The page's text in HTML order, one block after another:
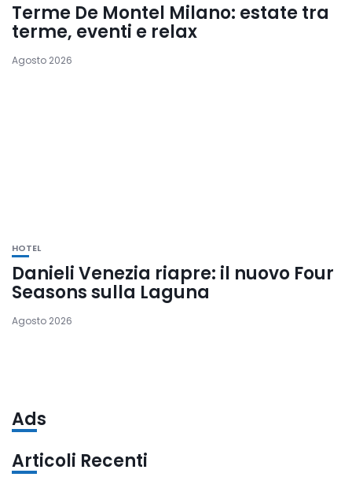
Terme De Montel Milano: estate tra
terme, eventi e relax
Agosto 2026
HOTEL
Danieli Venezia riapre: il nuovo Four
Seasons sulla Laguna
Agosto 2026
Ads
Articoli Recenti